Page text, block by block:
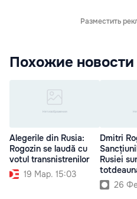
Разместить
Похожие новости
Alegerile din Rusia:
Rogozin se laudă cu
votul transnistrenilor
19 Мар. 15:03
Dmitri
Rusiei
26